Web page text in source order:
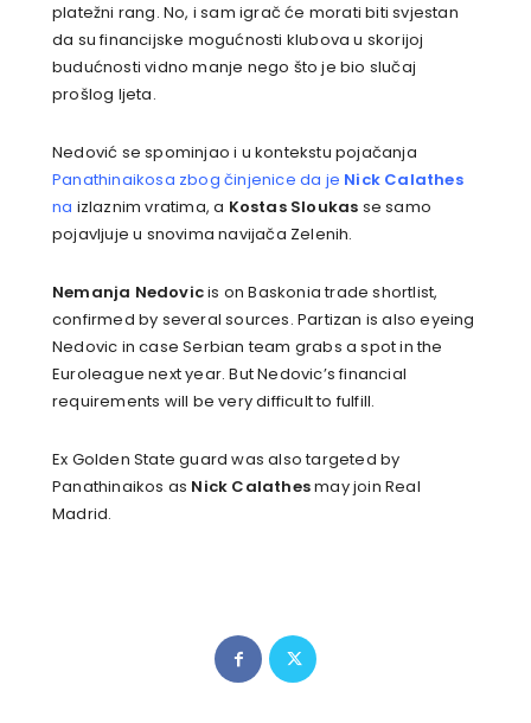
platežni rang. No, i sam igrač će morati biti svjestan
da su financijske mogućnosti klubova u skorijoj
budućnosti vidno manje nego što je bio slučaj
prošlog ljeta.
Nedović se spominjao i u kontekstu pojačanja
Panathinaikosa zbog činjenice da je Nick Calathes
na izlaznim vratima, a Kostas Sloukas se samo
pojavljuje u snovima navijača Zelenih.
Nemanja Nedovicis on Baskonia trade shortlist,
confirmed by several sources. Partizan is also eyeing
Nedovic in case Serbian team grabs a spot in the
Euroleague next year. But Nedovic’s financial
requirements will be very difficult to fulfill.
Ex Golden State guard was also targeted by
Panathinaikos as Nick Calathesmay join Real
Madrid.